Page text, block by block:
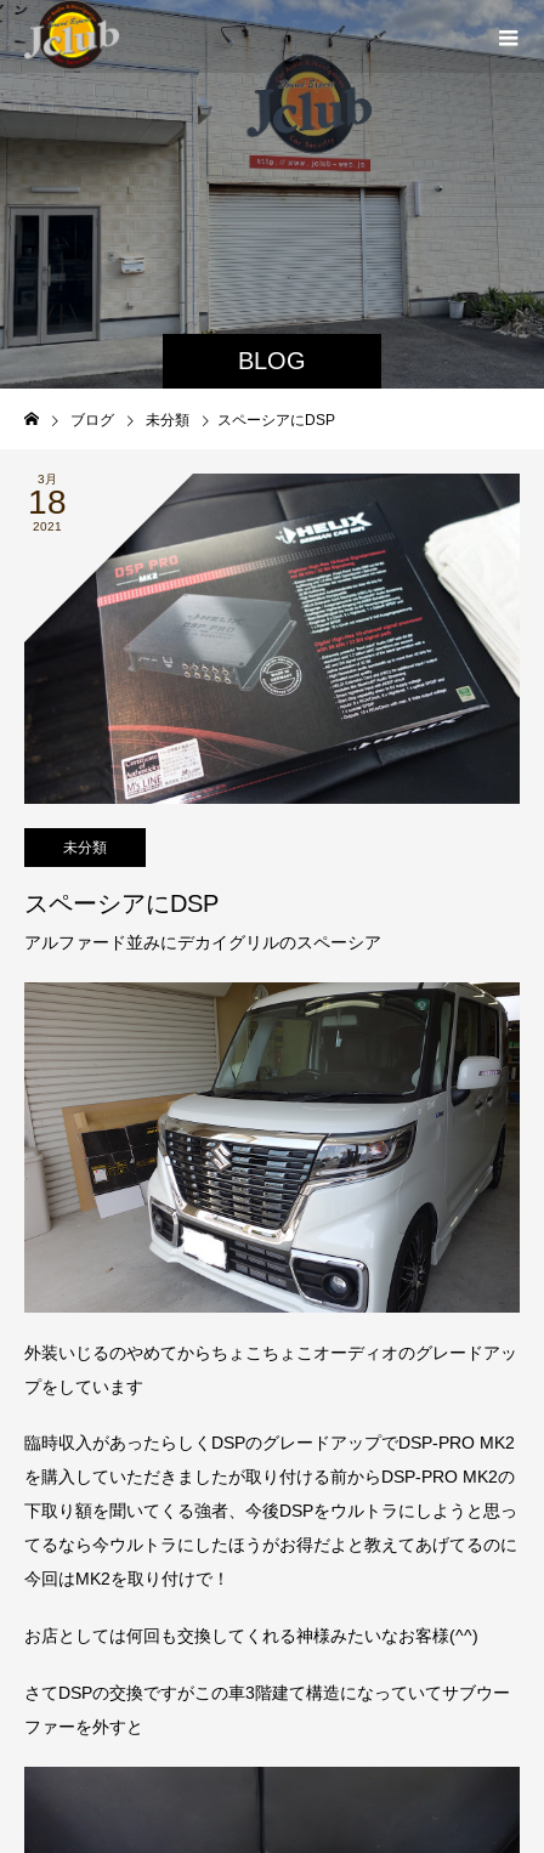
BLOG
ブログ 未分類 スペーシアにDSP
3月
18
2021
未分類
スペーシアにDSP
アルファード並みにデカイグリルのスペーシア
外装いじるのやめてからちょこちょこオーディオのグレードアッ
プをしています
臨時収入があったらしくDSPのグレードアップでDSP-PRO MK2
を購入していただきましたが取り付ける前からDSP-PRO MK2の
下取り額を聞いてくる強者、今後DSPをウルトラにしようと思っ
てるなら今ウルトラにしたほうがお得だよと教えてあげてるのに
今回はMK2を取り付けで！
お店としては何回も交換してくれる神様みたいなお客様(^^)
さてDSPの交換ですがこの車3階建て構造になっていてサブウー
ファーを外すと